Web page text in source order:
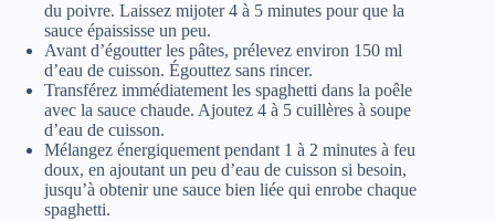
du poivre. Laissez mijoter 4 à 5 minutes pour que la
sauce épaississe un peu.
Avant d’égoutter les pâtes, prélevez environ 150 ml
d’eau de cuisson. Égouttez sans rincer.
Transférez immédiatement les spaghetti dans la poêle
avec la sauce chaude. Ajoutez 4 à 5 cuillères à soupe
d’eau de cuisson.
Mélangez énergiquement pendant 1 à 2 minutes à feu
doux, en ajoutant un peu d’eau de cuisson si besoin,
jusqu’à obtenir une sauce bien liée qui enrobe chaque
spaghetti.